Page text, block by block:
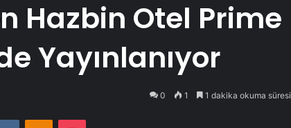
Hazbin Otel Prime
Yayınlanıyor
0 1 1 dakika okuma süresi
VKontakteOdnoklassniki
Pocket